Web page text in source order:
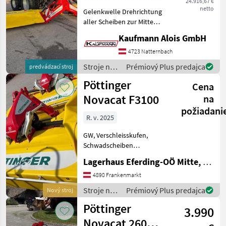
Front
Classic
CAT
190
Cat
190
Plus
270
EURO
CAT
276
FRONT
Euro
Cat
311
Classic
Eurocat
275 H
Eurocat
276 F
predvádzací stroj
netto
Gelenkwelle Drehrichtung
aller Scheiben zur Mitte
Einzelaushebung mit BASIC
CONTROL Terminal
Warntafel und Beleuchtung
Hochschnittkufen 20mm
Kaufmann Alois GmbH
4723 Natternbach
Stroje na
zber
objemových
krmív /
Pöttinger
Prémiový Plus predajca
Nový stroj
Pöttinger
Novacat F3100
Cena
na
R. v. 2025
GW, Verschleisskufen,
Schwadscheiben
Kotúče, Frontálna kosa, :
Frontálna kosa Stroje na
zber objemových krmív
Kosa
Lagerhaus Eferding-OÖ Mitte, Frankenmarkt
4890 Frankenmarkt
Stroje na
zber
objemových
krmív /
Prémiový Plus predajca
Pöttinger
3.990